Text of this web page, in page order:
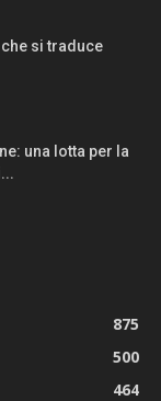
si traduce
una lotta per la
875
500
464